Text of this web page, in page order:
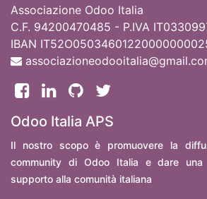
Associazione Odoo Italia
C.F. 94200470485 - P.IVA
IBAN
Odoo Italia APS
Il nostro scopo è promuovere la
community di Odoo Italia e dare
supporto alla comunità italiana